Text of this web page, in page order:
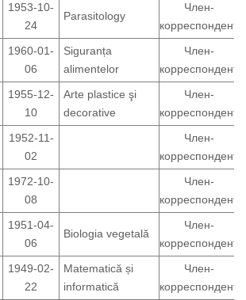
1953-10-
24
Parasitology
Член-
корреспондент
1960-01-
06
Siguranța
alimentelor
Член-
корреспондент
1955-12-
10
Arte plastice şi
decorative
Член-
корреспондент
1952-11-
02
Член-
корреспондент
1972-10-
08
Член-
корреспондент
1951-04-
06
Biologia vegetală
Член-
корреспондент
1949-02-
22
Matematică și
informatică
Член-
корреспондент